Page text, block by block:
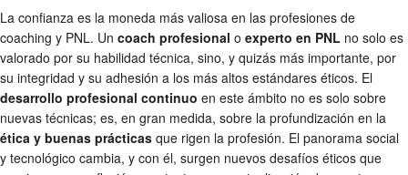
La confianza es la moneda más valiosa en las profesiones de
coaching y PNL. Un coach profesional o experto en PNL no solo es
valorado por su habilidad técnica, sino, y quizás más importante, por
su integridad y su adhesión a los más altos estándares éticos. El
desarrollo profesional continuo en este ámbito no es solo sobre
nuevas técnicas; es, en gran medida, sobre la profundización en la
ética y buenas prácticas que rigen la profesión. El panorama social
y tecnológico cambia, y con él, surgen nuevos desafíos éticos que